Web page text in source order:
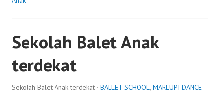
Sekolah Balet Anak
terdekat
Sekolah Balet Anak terdekat · BALLET SCHOOL, MARLUPI DANCE